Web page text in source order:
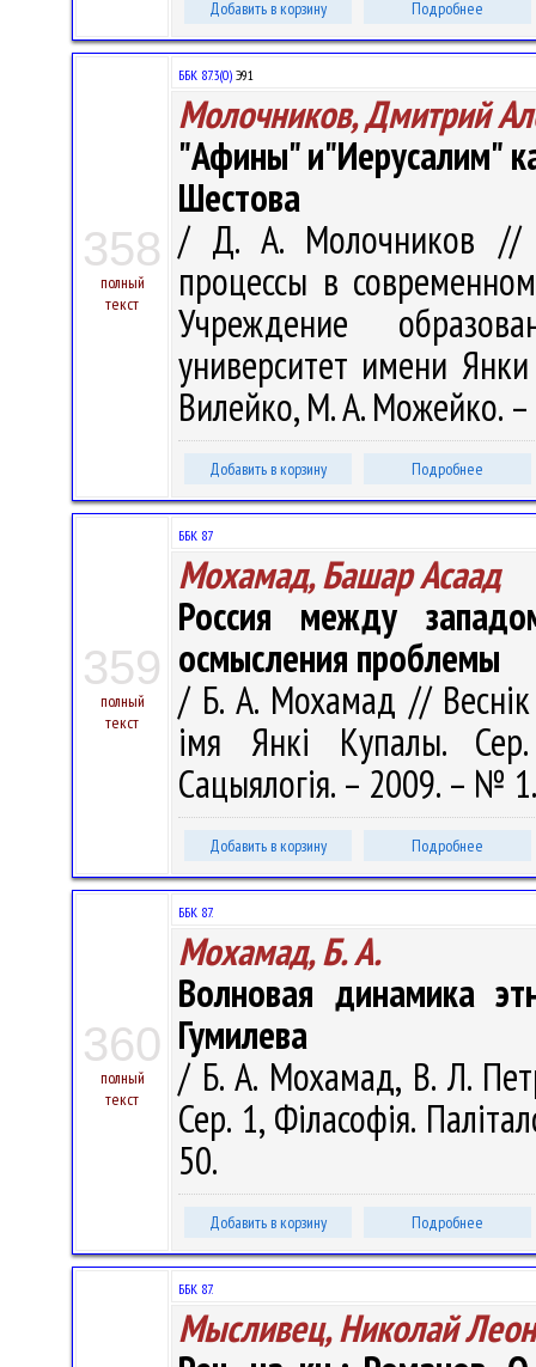
Добавить в корзину Подробнее
358
полный
текст
ББК 87.3(0) Э91
Молочников, Дмитрий
"Афины" и"Иерусалим"
Шестова
/ Д. А. Молочников //
процессы в
Учреждение
университет имени
Вилейко, М. А. Можейко.
Добавить в корзину Подробнее
359
полный
текст
ББК 87
Мохамад, Башар Асаад
Россия между
осмысления проблемы
/ Б. А. Мохамад // Веснік
імя Янкі Купалы. Сер.
Сацыялогія. – 2009. – №
Добавить в корзину Подробнее
360
полный
текст
ББК 87.
Мохамад, Б. А.
Волновая динамика
Гумилева
/ Б. А. Мохамад, В. Л.
Сер. 1, Філасофія.
50.
Добавить в корзину Подробнее
ББК 87.
Мысливец, Николай